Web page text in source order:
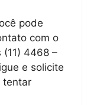
pode
com o
(11) 4468 –
e solicite
tentar